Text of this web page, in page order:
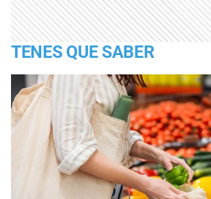
TENES QUE SABER